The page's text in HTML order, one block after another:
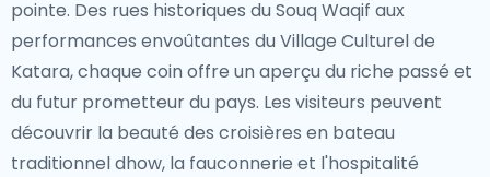
pointe. Des rues historiques du Souq Waqif aux
performances envoûtantes du Village Culturel de
Katara, chaque coin offre un aperçu du riche passé et
du futur prometteur du pays. Les visiteurs peuvent
découvrir la beauté des croisières en bateau
traditionnel dhow, la fauconnerie et l'hospitalité